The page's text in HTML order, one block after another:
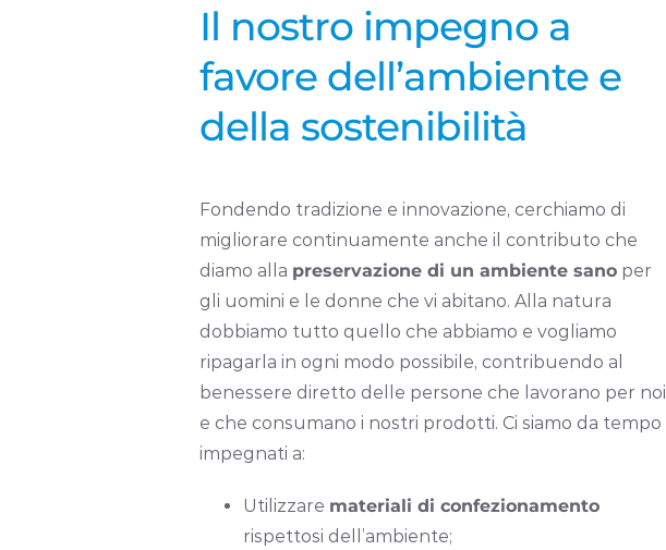
Il nostro impegno a
favore dell’ambiente e
della sostenibilità
Fondendo tradizione e innovazione, cerchiamo di
migliorare continuamente anche il contributo che
diamo alla preservazione di un ambiente sanoper
gli uomini e le donne che vi abitano. Alla natura
dobbiamo tutto quello che abbiamo e vogliamo
ripagarla in ogni modo possibile, contribuendo al
benessere diretto delle persone che lavorano per noi
e che consumano i nostri prodotti. Ci siamo da tempo
impegnati a:
Utilizzare materiali di confezionamento
rispettosi dell’ambiente;